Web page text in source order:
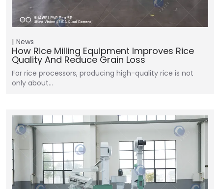
News
How Rice Milling Equipment Improves Rice
Quality And Reduce Grain Loss
For rice processors, producing high-quality rice is not
only about…